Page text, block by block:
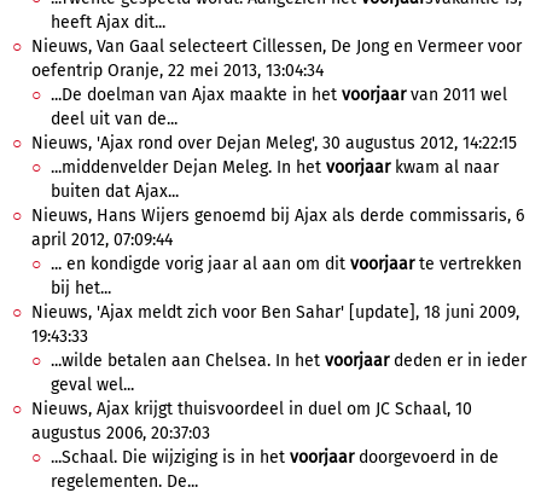
heeft Ajax dit...
Nieuws, Van Gaal selecteert Cillessen, De Jong en Vermeer voor
oefentrip Oranje, 22 mei 2013, 13:04:34
...De doelman van Ajax maakte in het voorjaarvan 2011 wel
deel uit van de...
Nieuws, 'Ajax rond over Dejan Meleg', 30 augustus 2012, 14:22:15
...middenvelder Dejan Meleg. In het voorjaarkwam al naar
buiten dat Ajax...
Nieuws, Hans Wijers genoemd bij Ajax als derde commissaris, 6
april 2012, 07:09:44
... en kondigde vorig jaar al aan om dit voorjaarte vertrekken
bij het...
Nieuws, 'Ajax meldt zich voor Ben Sahar' [update], 18 juni 2009,
19:43:33
...wilde betalen aan Chelsea. In het voorjaardeden er in ieder
geval wel...
Nieuws, Ajax krijgt thuisvoordeel in duel om JC Schaal, 10
augustus 2006, 20:37:03
...Schaal. Die wijziging is in het voorjaardoorgevoerd in de
regelementen. De...